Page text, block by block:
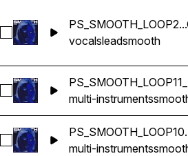
Sélectionnez vocalsleadsmooth
Sélectionnez multi-instruments
Sélectionnez multi-instruments